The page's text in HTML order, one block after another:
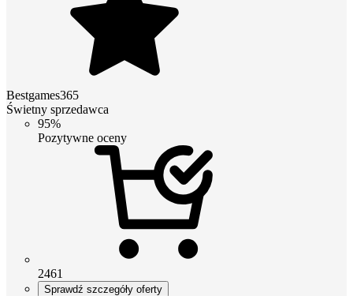
Bestgames365
Świetny sprzedawca
95%
Pozytywne oceny
2461
Sprawdź szczegóły oferty